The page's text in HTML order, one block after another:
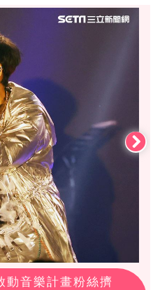
動音樂計畫粉絲擠